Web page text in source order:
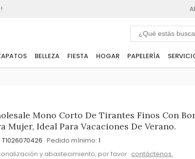
BELLEZA FIESTA HOGAR PAPELERÍA
Mono Corto De Tirantes Finos Con
Mujer, Ideal Para Vacaciones De Verano.
T1026070426 Pedido mínimo: 1
y abastecimiento, por favor contáctenos.